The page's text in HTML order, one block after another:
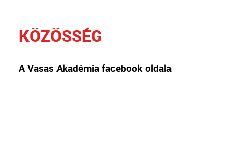
KÖZÖSSÉG
A Vasas Akadémia facebook oldala